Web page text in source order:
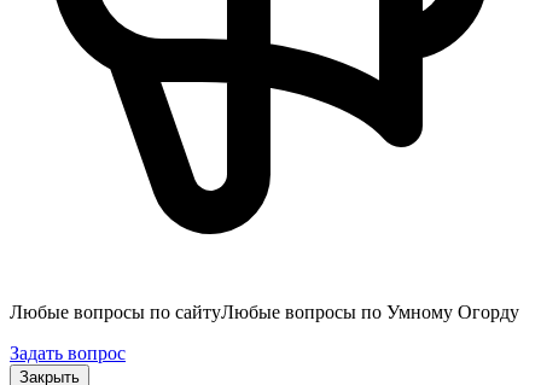
Любые вопросы по сайтуЛюбые вопросы по Умному Огорду
Задать вопрос
Закрыть